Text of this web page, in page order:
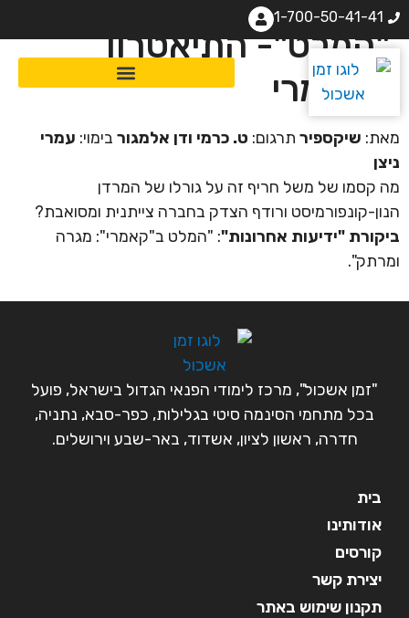
1-700-50-41-41
"המלט"- התיאטרון
הקאמרי
מאת: שיקספיר תרגום: ט. כרמי ודן אלמגור בימוי: עמרי
ניצן
מה קסמו של משל חריף זה על גורלו של המרדן
הנון-קונפורמיסט ורודף הצדק בחברה צייתנית ומסואבת?
ביקורת "ידיעות אחרונות": "המלט ב"קאמרי": מגרה
ומרתק".
"זמן אשכול", מרכז לימודי הפנאי הגדול בישראל, פועל
בכל מתחמי הסינמה סיטי בגלילות, כפר-סבא, נתניה,
חדרה, ראשון לציון, אשדוד, באר-שבע וירושלים.
בית
אודותינו
קורסים
יצירת קשר
תקנון שימוש באתר